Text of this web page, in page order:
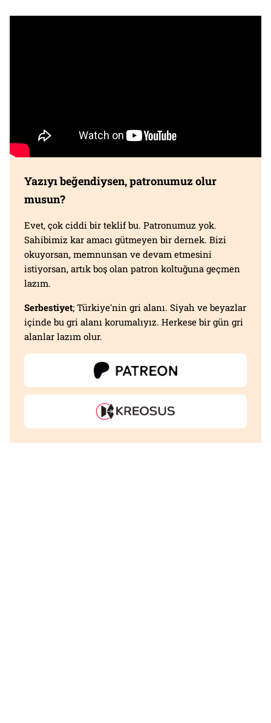
Yazıyı beğendiysen, patronumuz olur
musun?
Evet, çok ciddi bir teklif bu. Patronumuz yok.
Sahibimiz kar amacı gütmeyen bir dernek. Bizi
okuyorsan, memnunsan ve devam etmesini
istiyorsan, artık boş olan patron koltuğuna geçmen
lazım.
Serbestiyet; Türkiye'nin gri alanı. Siyah ve beyazlar
içinde bu gri alanı korumalıyız. Herkese bir gün gri
alanlar lazım olur.